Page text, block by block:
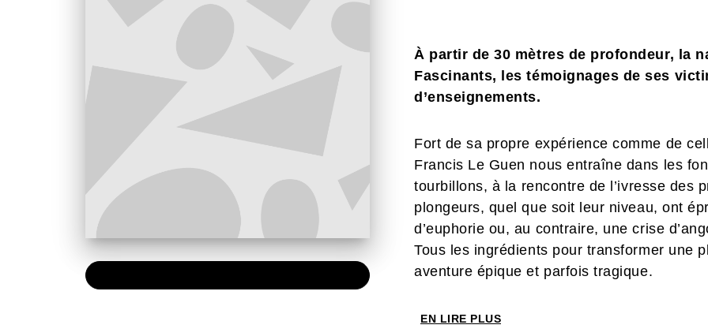
À partir de 30 mètres de profondeur, la
Fascinants, les témoignages de ses
d’enseignements.
Fort de sa propre expérience comme de
Francis Le Guen nous entraîne dans les
tourbillons, à la rencontre de l’ivresse des
plongeurs, quel que soit leur niveau, ont
d’euphorie ou, au contraire, une crise
Tous les ingrédients pour transformer une
aventure épique et parfois tragique.
EN LIRE PLUS